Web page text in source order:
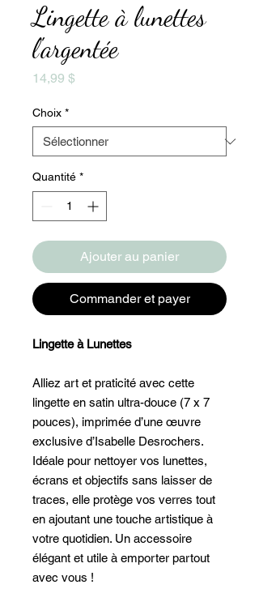
Lingette à lunettes
l'argentée
14,99 $
Choix *
Quantité *
Ajouter au panier
Commander et payer
Lingette à Lunettes
Alliez art et praticité avec cette
lingette en satin ultra-douce (7 x 7
pouces), imprimée d’une œuvre
exclusive d’Isabelle Desrochers.
Idéale pour nettoyer vos lunettes,
écrans et objectifs sans laisser de
traces, elle protège vos verres tout
en ajoutant une touche artistique à
votre quotidien. Un accessoire
élégant et utile à emporter partout
avec vous !